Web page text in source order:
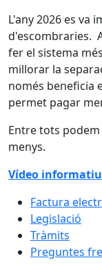
L'any 2026 es va
d'escombraries.
fer el sistema
millorar la
només beneficia
permet pagar
Entre tots
menys.
Vídeo
Factura
Legislació
Tràmits
Preguntes